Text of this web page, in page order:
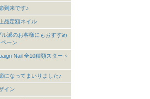
到来です♪
品定額ネイル
ル派のお客様にもおすすめ
ーン
Nail 全10種類スタート
になってまいりました♪
イン